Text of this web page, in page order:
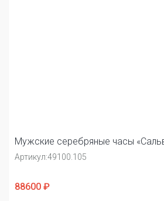
Мужские серебряные часы
Артикул:49100.105
88600 ₽